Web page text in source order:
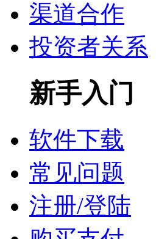
渠道合作
投资者关系
新手入门
软件下载
常见问题
注册/登陆